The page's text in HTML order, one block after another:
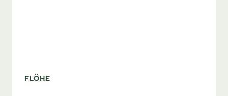
FLÖHE